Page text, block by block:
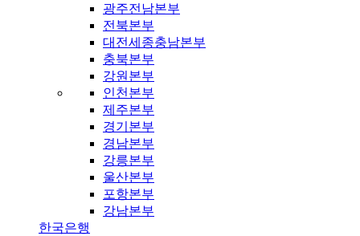
광주전남본부
전북본부
대전세종충남본부
충북본부
강원본부
인천본부
제주본부
경기본부
경남본부
강릉본부
울산본부
포항본부
강남본부
한국은행